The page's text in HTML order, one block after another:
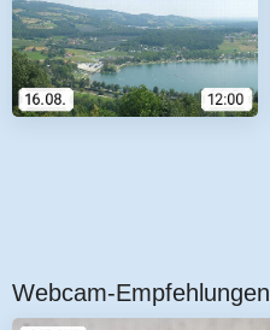
Webcam-Empfehlungen